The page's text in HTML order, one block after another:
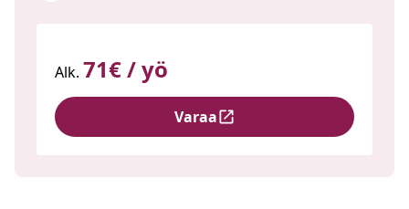
Alk. 71€ / yö
Varaa